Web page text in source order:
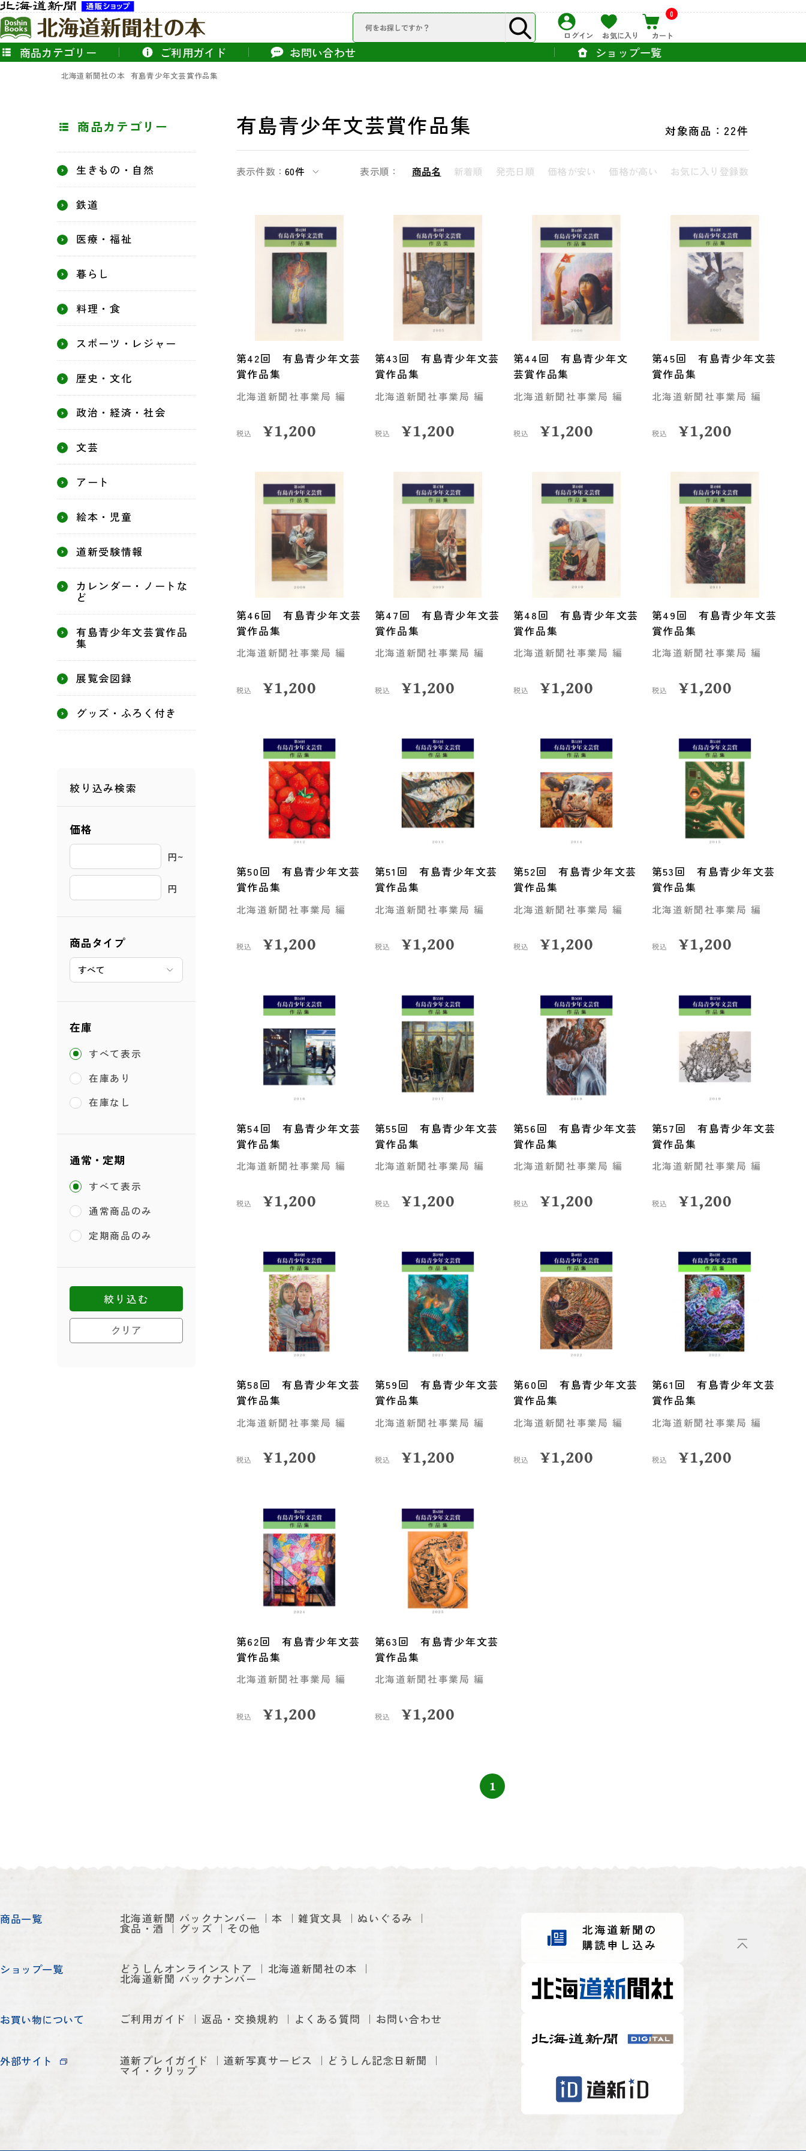
ログイン お気に入り
0
カート
商品カテゴリー ショップ一覧
ご利用ガイド お問い合わせ
北海道新聞社の本 有島青少年文芸賞作品集
商品カテゴリー
生きもの・自然
鉄道
医療・福祉
暮らし
料理・食
スポーツ・レジャー
歴史・文化
政治・経済・社会
文芸
アート
絵本・児童
道新受験情報
カレンダー・ノートな
ど
有島青少年文芸賞作品
集
展覧会図録
グッズ・ふろく付き
絞り込み検索
価格
円~
円
商品タイプ
在庫
すべて表示
在庫あり
在庫なし
通常・定期
すべて表示
通常商品のみ
定期商品のみ
クリア
絞り込む
有島青少年文芸賞作品集 対象商品： 22件
表示件数：60件 表示順： 商品名 新着順 発売日順 価格が安い 価格が高い お気に入り登録数
第42回 有島青少年文芸
賞作品集
北海道新聞社事業局 編
税込 ¥1,200
第43回 有島青少年文芸
賞作品集
北海道新聞社事業局 編
税込 ¥1,200
第44回 有島青少年文
芸賞作品集
北海道新聞社事業局 編
税込 ¥1,200
第45回 有島青少年文芸
賞作品集
北海道新聞社事業局 編
税込 ¥1,200
第46回 有島青少年文芸
賞作品集
北海道新聞社事業局 編
税込 ¥1,200
第47回 有島青少年文芸
賞作品集
北海道新聞社事業局 編
税込 ¥1,200
第48回 有島青少年文芸
賞作品集
北海道新聞社事業局 編
税込 ¥1,200
第49回 有島青少年文芸
賞作品集
北海道新聞社事業局 編
税込 ¥1,200
第50回 有島青少年文芸
賞作品集
北海道新聞社事業局 編
税込 ¥1,200
第51回 有島青少年文芸
賞作品集
北海道新聞社事業局 編
税込 ¥1,200
第52回 有島青少年文芸
賞作品集
北海道新聞社事業局 編
税込 ¥1,200
第53回 有島青少年文芸
賞作品集
北海道新聞社事業局 編
税込 ¥1,200
第54回 有島青少年文芸
賞作品集
北海道新聞社事業局 編
税込 ¥1,200
第55回 有島青少年文芸
賞作品集
北海道新聞社事業局 編
税込 ¥1,200
第56回 有島青少年文芸
賞作品集
北海道新聞社事業局 編
税込 ¥1,200
第57回 有島青少年文芸
賞作品集
北海道新聞社事業局 編
税込 ¥1,200
第58回 有島青少年文芸
賞作品集
北海道新聞社事業局 編
税込 ¥1,200
第59回 有島青少年文芸
賞作品集
北海道新聞社事業局 編
税込 ¥1,200
第60回 有島青少年文芸
賞作品集
北海道新聞社事業局 編
税込 ¥1,200
第61回 有島青少年文芸
賞作品集
北海道新聞社事業局 編
税込 ¥1,200
第62回 有島青少年文芸
賞作品集
北海道新聞社事業局 編
税込 ¥1,200
第63回 有島青少年文芸
賞作品集
北海道新聞社事業局 編
税込 ¥1,200
1
商品一覧 北海道新聞 バックナンバー 本 雑貨文具 ぬいぐるみ
食品・酒 グッズ その他
ショップ一覧 どうしんオンラインストア 北海道新聞社の本
北海道新聞 バックナンバー
お買い物について ご利用ガイド 返品・交換規約 よくある質問 お問い合わせ
外部サイト 道新プレイガイド 道新写真サービス どうしん記念日新聞
マイ・クリップ